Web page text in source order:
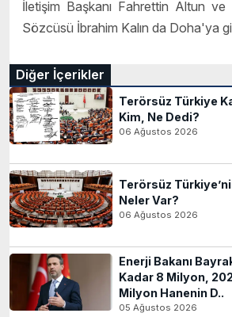
İletişim Başkanı Fahrettin Altun ve
Sözcüsü İbrahim Kalın da Doha'ya
Diğer İçerikler
Terörsüz Türkiye
Kim, Ne Dedi?
06 Ağustos 2026
Terörsüz
Neler Var?
06 Ağustos 2026
Enerji Bakanı
Kadar 8 Milyon,
Milyon Hanenin D..
05 Ağustos 2026